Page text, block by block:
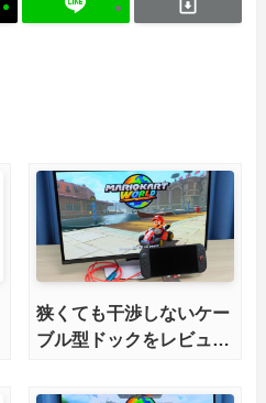
狭くても干渉しないケー
ブル型ドックをレビュ